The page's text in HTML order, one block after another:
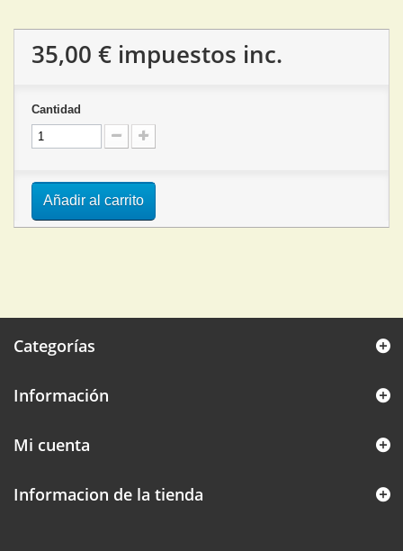
35,00 € impuestos inc.
Cantidad
Añadir al carrito
Categorías
Información
Mi cuenta
Informacion de la tienda